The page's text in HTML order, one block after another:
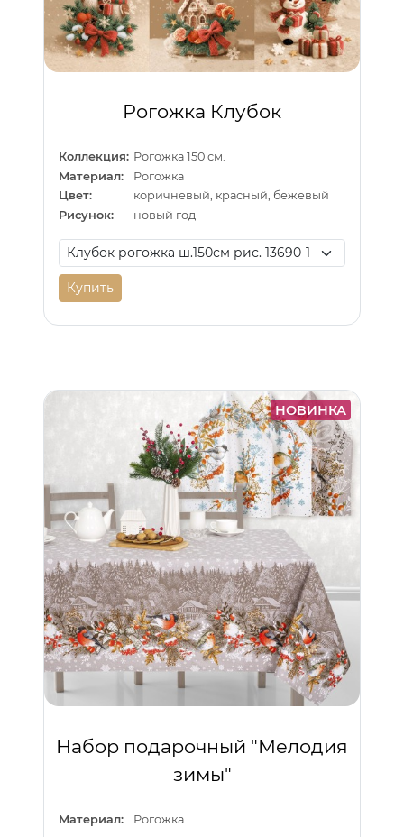
Рогожка Клубок
Коллекция: Рогожка 150 см.
Материал:
Рогожка
Цвет:
коричневый, красный, бежевый
Рисунок:
новый год
Купить
НОВИНКА
Набор подарочный "Мелодия
зимы"
Материал: Рогожка